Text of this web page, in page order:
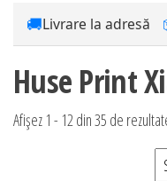
🚚Livrare la adresă
Huse Print
Afișez 1 - 12 din 35 de